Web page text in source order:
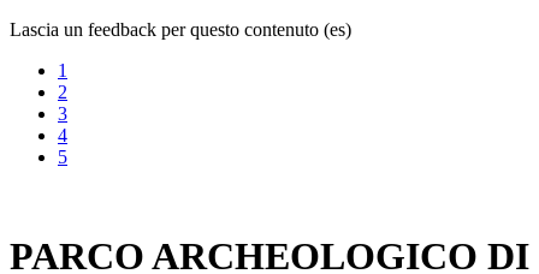
Lascia un feedback per questo contenuto (es)
1
2
3
4
5
PARCO ARCHEOLOGICO DI